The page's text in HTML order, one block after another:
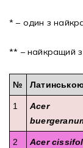
* – один з
** – найкращий
№
1
Acer
2 Acer